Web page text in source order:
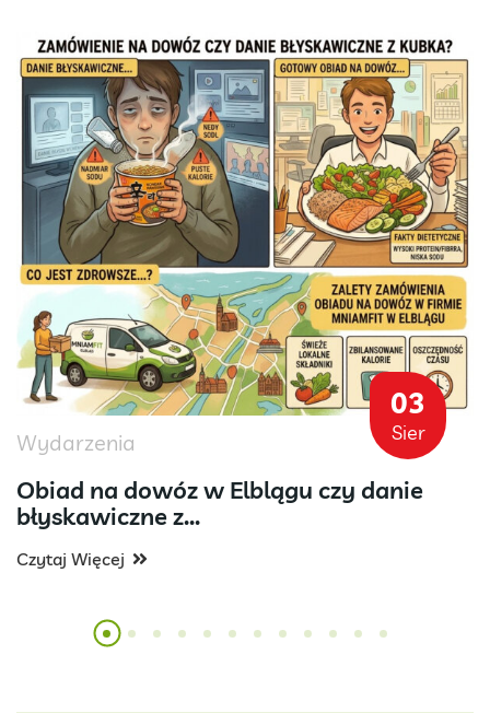
03
Sier
Wydarzenia
Obiad na dowóz w Elblągu czy danie
błyskawiczne z...
Czytaj Więcej